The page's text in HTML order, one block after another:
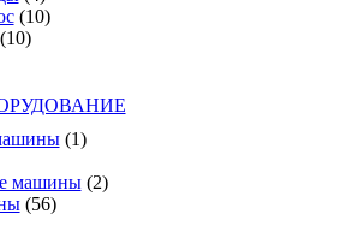
(10)
(10)
(1)
машины (2)
(56)